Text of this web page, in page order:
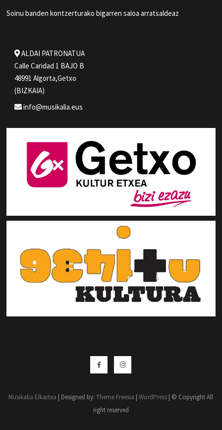
Soinu banden kontzerturako bigarren saioa arratsaldeaz
ALDAI PATRONATUA
Calle Caridad 1 BAJO B
48991 Algorta,Getxo
(BIZKAIA)
info@musikalia.eus
Musikalia Elkartea | Designed by:Theme Freesia |WordPress | © Copyright All
right reserved